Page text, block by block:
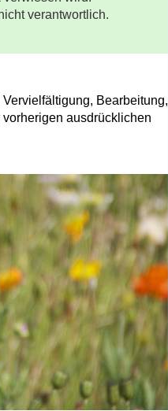
verantwortlich.
Bearbeitung,
ausdrücklichen